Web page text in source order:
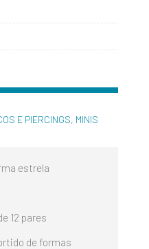
E PIERCINGS, MINIS
estrela
12 pares
de formas